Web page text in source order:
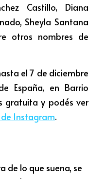
Castillo, Diana
Sheyla Santana
otros nombres de
el 7 de diciembre
España, en Barrio
gratuita y podés ver
Instagram.
de lo que suena, se